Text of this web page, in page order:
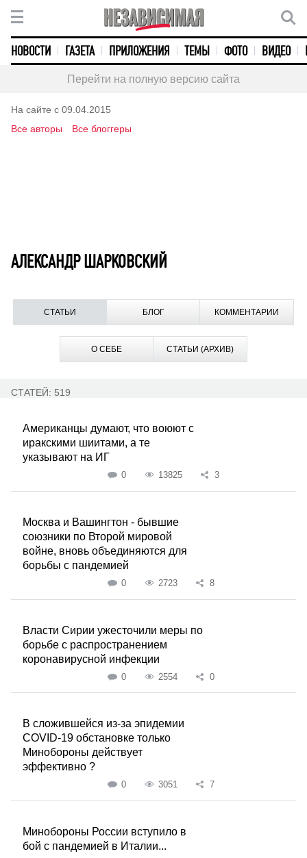
НОВОСТИ ГАЗЕТА ПРИЛОЖЕНИЯ ТЕМЫ ФОТО ВИДЕО
Перейти на полную версию сайта
На сайте с 09.04.2015
Все авторы
Все блоггеры
АЛЕКСАНДР ШАРКОВСКИЙ
СТАТЬИ БЛОГ КОММЕНТАРИИ
О СЕБЕ СТАТЬИ (АРХИВ)
СТАТЕЙ: 519
Американцы думают, что воюют с
иракскими шиитами, а те
указывают на ИГ
0 13825 3
Москва и Вашингтон - бывшие
союзники по Второй мировой
войне, вновь объединяются для
борьбы с пандемией
0 2723 8
Власти Сирии ужесточили меры по
борьбе с распространением
коронавирусной инфекции
0 2554 0
В сложившейся из-за эпидемии
COVID-19 обстановке только
Минобороны действует
эффективно ?
0 3051 7
Минобороны России вступило в
бой с пандемией в Италии...